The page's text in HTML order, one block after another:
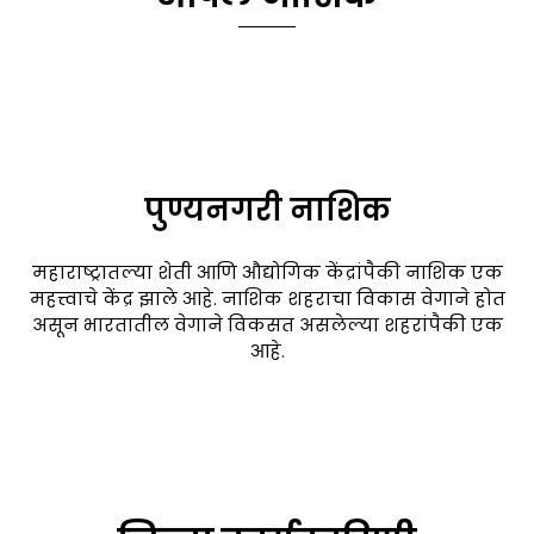
पुण्यनगरी नाशिक
महाराष्ट्रातल्या शेती आणि औद्योगिक केंद्रांपैकी नाशिक एक
महत्त्वाचे केंद्र झाले आहे. नाशिक शहराचा विकास वेगाने होत
असून भारतातील वेगाने विकसत असलेल्या शहरांपैकी एक
आहे.